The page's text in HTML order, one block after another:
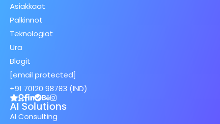
Asiakkaat
Palkinnot
Teknologiat
Ura
Blogit
[email protected]
+91 70120 98783 (IND)
AI Solutions
AI Consulting